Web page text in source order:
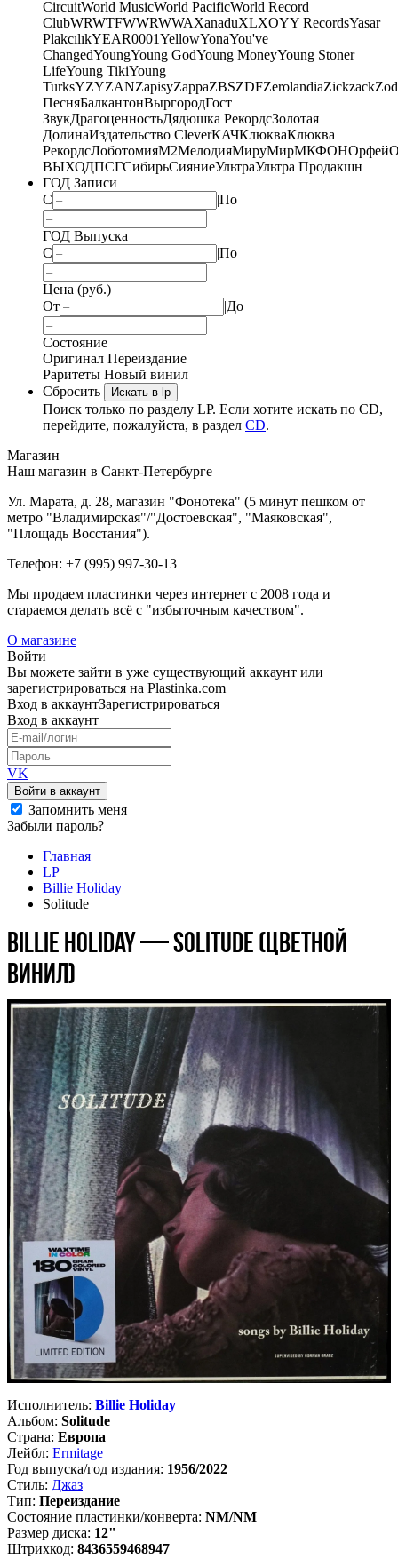
CircuitWorld MusicWorld PacificWorld Record
ClubWRWTFWWRWWAXanaduXLXOYY RecordsYasar
PlakcılıkYEAR0001YellowYonaYou've
ChangedYoungYoung GodYoung MoneyYoung Stoner
LifeYoung TikiYoung
TurksYZYZANZapisyZappaZBSZDFZerolandiaZickzack
ПесняБалкантонВыргородГост
ЗвукДрагоценностьДядюшка РекордсЗолотая
ДолинаИздательство CleverКАЧКлюкваКлюква
РекордсЛоботомияМ2МелодияМируМирМКФОНОрфей
ВЫХОДПСГСибирьСияниеУльтраУльтра Продакшн
ГОД Записи
С
|По
ГОД Выпуска
С
|По
Цена (руб.)
От
|До
Состояние
Оригинал Переиздание
Раритеты Новый винил
Сбросить
Искать в lp
Поиск только по разделу LP. Если хотите искать по CD,
перейдите, пожалуйста, в раздел CD.
Магазин
Наш магазин в Санкт-Петербурге
Ул. Марата, д. 28, магазин "Фонотека" (5 минут пешком от
метро "Владимирская"/"Достоевская", "Маяковская",
"Площадь Восстания").
Телефон: +7 (995) 997-30-13
Мы продаем пластинки через интернет c 2008 года и
стараемся делать всё с "избыточным качеством".
О магазине
Войти
Вы можете зайти в уже существующий аккаунт или
зарегистрироваться на Plastinka.com
Вход в аккаунтЗарегистрироваться
Вход в аккаунт
VK
Войти в аккаунт
Запомнить меня
Забыли пароль?
Главная
LP
Billie Holiday
Solitude
Billie Holiday — Solitude (цветной
винил)
Исполнитель: Billie Holiday
Альбом: Solitude
Страна: Европа
Лейбл: Ermitage
Год выпуска/год издания: 1956/2022
Стиль: Джаз
Тип: Переиздание
Состояние пластинки/конверта: NM/NM
Размер диска: 12"
Штрихкод: 8436559468947